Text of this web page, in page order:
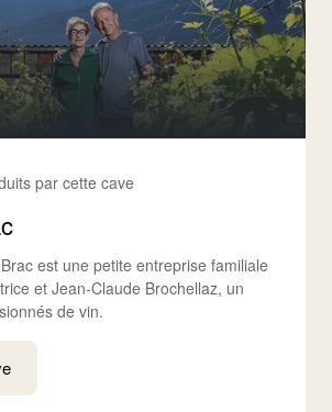
par cette cave
est une petite entreprise familiale
et Jean-Claude Brochellaz, un
de vin.